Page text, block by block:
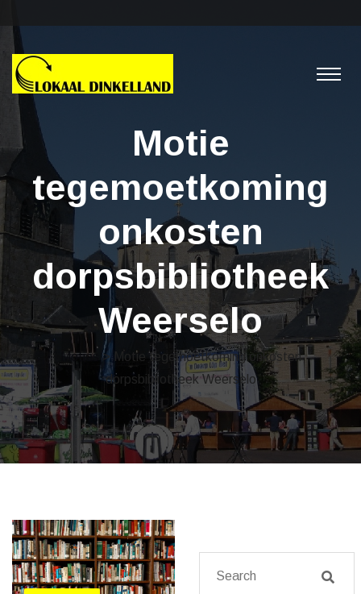
Motie
tegemoetkoming
onkosten
dorpsbibliotheek
Weerselo
Moties > Motie tegemoetkoming onkosten
dorpsbibliotheek Weerselo